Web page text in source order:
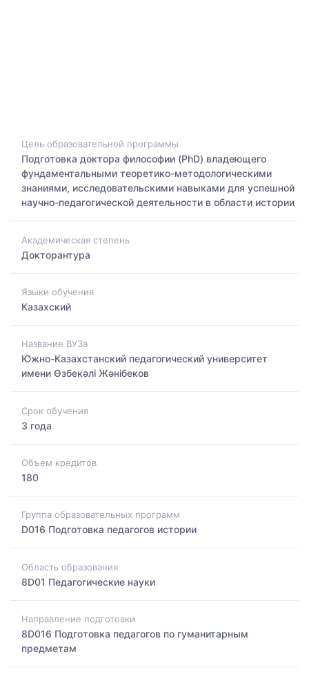
Цель образовательной программы
Подготовка доктора философии (PhD) владеющего
фундаментальными теоретико-методологическими
знаниями, исследовательскими навыками для успешной
научно-педагогической деятельности в области истории
Академическая степень
Докторантура
Языки обучения
Казахский
Название ВУЗа
Южно-Казахстанский педагогический университет
имени Өзбекәлі Жәнібеков
Срок обучения
3 года
Объем кредитов
180
Группа образовательных программ
D016 Подготовка педагогов истории
Область образования
8D01 Педагогические науки
Направление подготовки
8D016 Подготовка педагогов по гуманитарным
предметам